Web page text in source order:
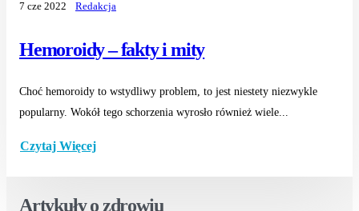
Hemoroidy – fakty i mity
7 cze 2022 Redakcja
Choć hemoroidy to wstydliwy problem, to jest niestety niezwykle
popularny. Wokół tego schorzenia wyrosło również wiele...
Czytaj Więcej
Artykuły o zdrowiu